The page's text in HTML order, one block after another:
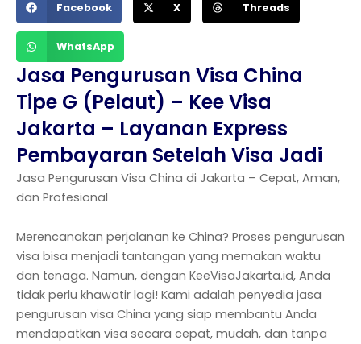
Facebook X Threads
WhatsApp
Jasa Pengurusan Visa China
Tipe G (Pelaut) – Kee Visa
Jakarta – Layanan Express
Pembayaran Setelah Visa Jadi
Jasa Pengurusan Visa China di Jakarta – Cepat, Aman,
dan Profesional
Merencanakan perjalanan ke China? Proses pengurusan
visa bisa menjadi tantangan yang memakan waktu
dan tenaga. Namun, dengan KeeVisaJakarta.id, Anda
tidak perlu khawatir lagi! Kami adalah penyedia jasa
pengurusan visa China yang siap membantu Anda
mendapatkan visa secara cepat, mudah, dan tanpa